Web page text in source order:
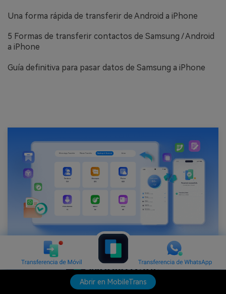
Abrir en MobileTrans
Una forma rápida de transferir de Android a iPhone
5 Formas de transferir contactos de Samsung / Android
a iPhone
Guía definitiva para pasar datos de Samsung a iPhone
Transfiere hasta 18 tipos de datos entre más de